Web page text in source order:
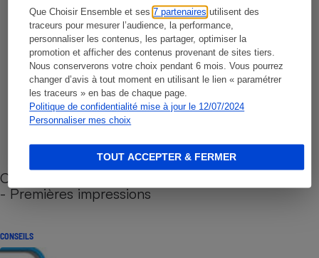
Que Choisir Ensemble et ses7 partenaires utilisent des
traceurs pour mesurer l’audience, la performance,
personnaliser les contenus, les partager, optimiser la
promotion et afficher des contenus provenant de sites tiers.
Nous conserverons votre choix pendant 6 mois. Vous pourrez
changer d’avis à tout moment en utilisant le lien « paramétrer
les traceurs » en bas de chaque page.
Politique de confidentialité mise à jour le 12/07/2024
Personnaliser mes choix
TOUT ACCEPTER & FERMER
Cafetière à capsules zéro déchet CoffeeB (vidéo)
- Premières impressions
CONSEILS